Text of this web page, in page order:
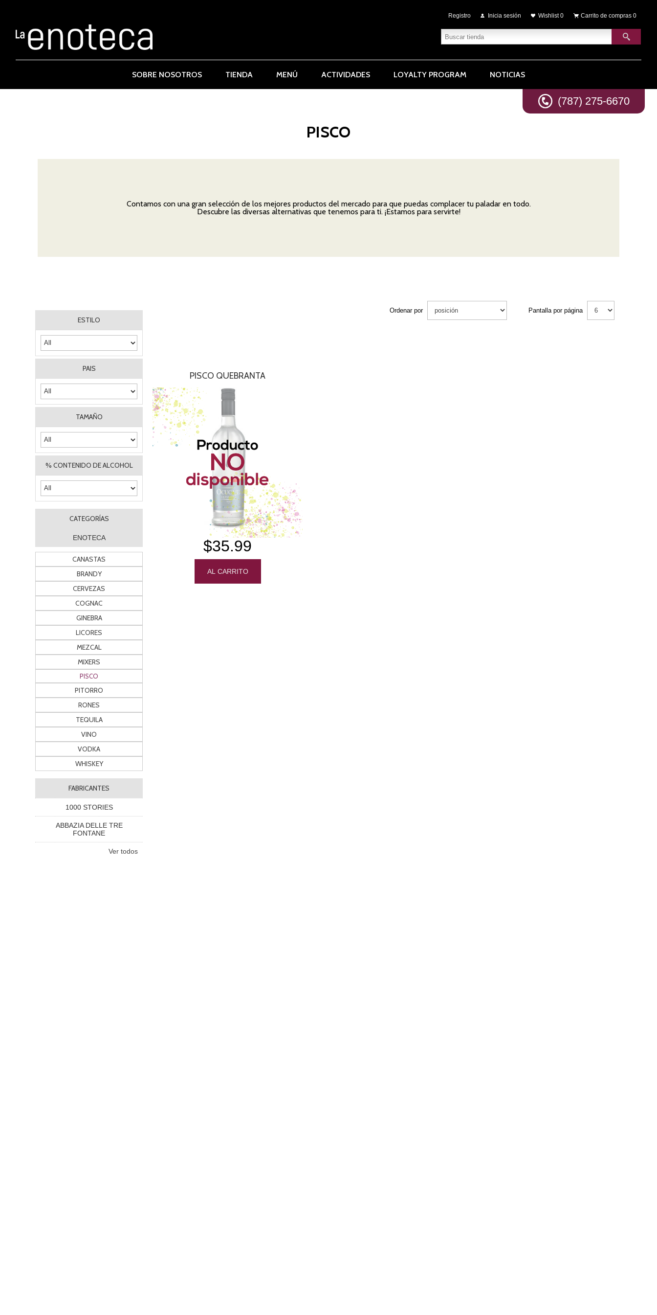
Registro Inicia sesión Wishlist 0 Carrito de compras 0
(787) 275-6670
SOBRE NOSOTROS TIENDA MENÚ ACTIVIDADES LOYALTY PROGRAM NOTICIAS
PISCO
Contamos con una gran selección de los mejores productos del mercado para que puedas complacer tu paladar en todo.
Descubre las diversas alternativas que tenemos para ti. ¡Estamos para servirte!
Ordenar por Pantalla por página
PISCO QUEBRANTA
$35.99
ESTILO
PAIS
TAMAÑO
% CONTENIDO DE ALCOHOL
CATEGORÍAS
ENOTECA
CANASTAS
BRANDY
CERVEZAS
COGNAC
GINEBRA
LICORES
MEZCAL
MIXERS
PISCO
PITORRO
RONES
TEQUILA
VINO
VODKA
WHISKEY
FABRICANTES
1000 STORIES
ABBAZIA DELLE TRE
FONTANE
Ver todos